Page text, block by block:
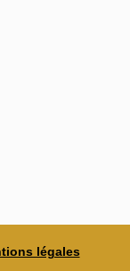
légales